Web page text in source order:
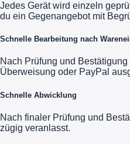
Jedes Gerät wird einzeln
du ein Gegenangebot mit
Schnelle Bearbeitung nach
Nach Prüfung und
Überweisung oder PayPal
Schnelle Abwicklung
Nach finaler Prüfung und
zügig veranlasst.